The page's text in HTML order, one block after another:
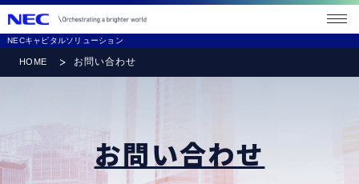
NECキャピタルソリューション
メニ
ュー
HOME お問い合わせ
お問い合わせ